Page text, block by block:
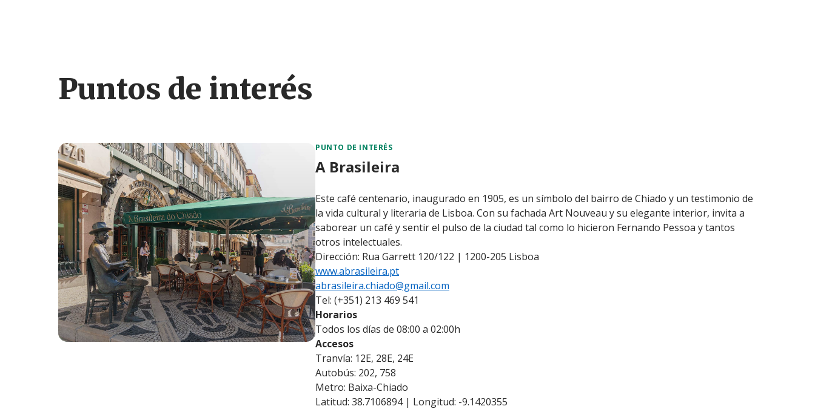
Puntos de interés
PUNTO DE INTERÉS
A Brasileira
Este café centenario, inaugurado en 1905, es un símbolo del bairro de Chiado y un testimonio de
la vida cultural y literaria de Lisboa. Con su fachada Art Nouveau y su elegante interior, invita a
saborear un café y sentir el pulso de la ciudad tal como lo hicieron Fernando Pessoa y tantos
otros intelectuales.
Dirección: Rua Garrett 120/122 | 1200-205 Lisboa
www.abrasileira.pt
abrasileira.chiado@gmail.com
Tel: (+351) 213 469 541
Horarios
Todos los días de 08:00 a 02:00h
Accesos
Tranvía: 12E, 28E, 24E
Autobús: 202, 758
Metro: Baixa-Chiado
Latitud: 38.7106894 | Longitud: -9.1420355